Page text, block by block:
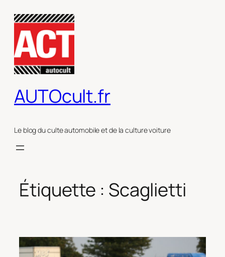
contenu
AUTOcult.fr
Le blog du culte automobile et de la culture voiture
Étiquette : Scaglietti